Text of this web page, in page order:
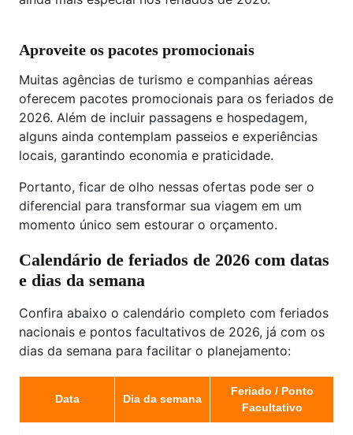
Aproveite os pacotes promocionais
Muitas agências de turismo e companhias aéreas
oferecem pacotes promocionais para os feriados de
2026. Além de incluir passagens e hospedagem,
alguns ainda contemplam passeios e experiências
locais, garantindo economia e praticidade.
Portanto, ficar de olho nessas ofertas pode ser o
diferencial para transformar sua viagem em um
momento único sem estourar o orçamento.
Calendário de feriados de 2026 com datas
e dias da semana
Confira abaixo o calendário completo com feriados
nacionais e pontos facultativos de 2026, já com os
dias da semana para facilitar o planejamento:
Data Dia da semana
Feriado / Ponto
Facultativo